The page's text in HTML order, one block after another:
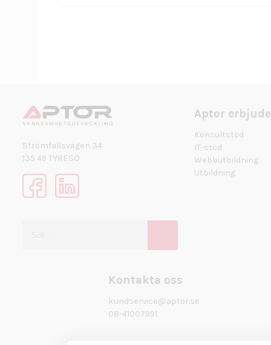
Strömfallsvägen 34
135 49 TYRESÖ
Aptor
Konsultstöd
IT-stöd
Webbutbildning
Utbildning
Kontakta oss
kundservice@aptor.se
08-41007991